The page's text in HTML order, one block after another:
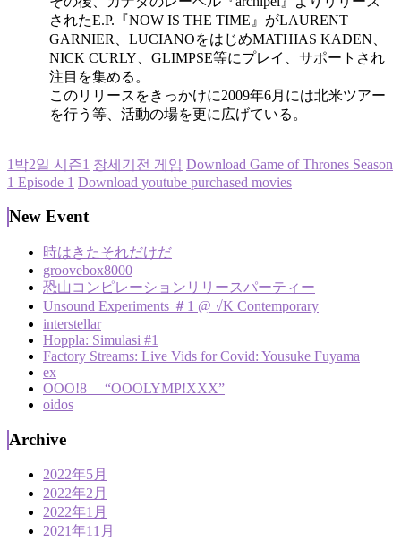
されたE.P.『NOW IS THE TIME』がLAURENT
GARNIER、LUCIANOをはじめMATHIAS KADEN、
NICK CURLY、GLIMPSE等にプレイ、サポートされ
注目を集める。
このリリースをきっかけに2009年6月には北米ツアー
を行う等、活動の場を更に広げている。
1박2일 시즌1 창세기전 게임 Download Game of Thrones Season
1 Episode 1 Download youtube purchased movies
New Event
時はきたそれだけだ
groovebox8000
恐山コンピレーションリリースパーティー
Unsound Experiments ＃1 @ √K Contemporary
interstellar
Hoppla: Simulasi #1
Factory Streams: Live Vids for Covid: Yousuke Fuyama
ex
OOO!8 “OOOLYMP!XXX”
oidos
Archive
2022年5月
2022年2月
2022年1月
2021年11月